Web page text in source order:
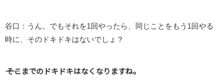
谷口：うん。でもそれを1回やったら、同じことをもう1回やる
時に、そのドキドキはないでしょ？
―― そこまでのドキドキはなくなりますね。